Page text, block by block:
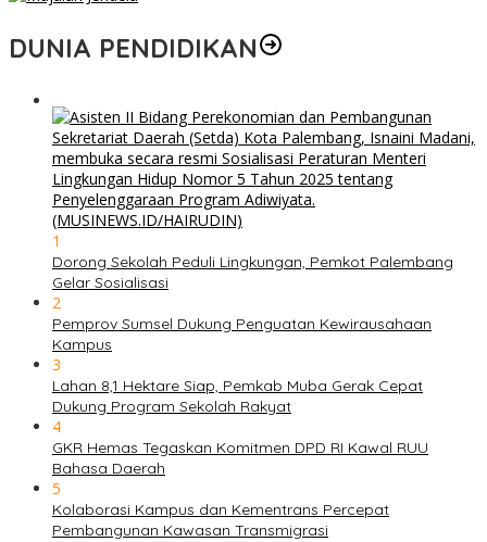
DUNIA PENDIDIKAN
1
Dorong Sekolah Peduli Lingkungan, Pemkot Palembang
Gelar Sosialisasi
2
Pemprov Sumsel Dukung Penguatan Kewirausahaan
Kampus
3
Lahan 8,1 Hektare Siap, Pemkab Muba Gerak Cepat
Dukung Program Sekolah Rakyat
4
GKR Hemas Tegaskan Komitmen DPD RI Kawal RUU
Bahasa Daerah
5
Kolaborasi Kampus dan Kementrans Percepat
Pembangunan Kawasan Transmigrasi